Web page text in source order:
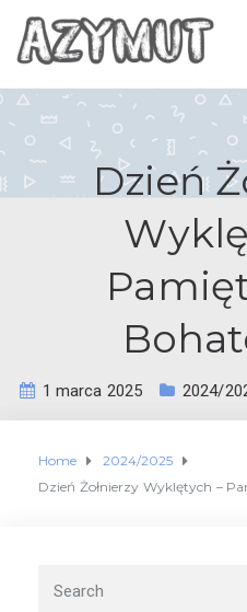
Dzień
1 marca 2025 2024/
Home
2024/2025
Dzień Żołnierzy Wyklętych –